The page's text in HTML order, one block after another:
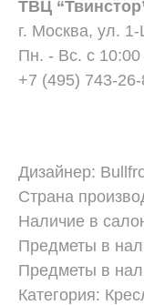
ТВЦ
г. Москва, ул.
Пн. - Вс. с
+7 (495) 743-26-
Дизайнер:
Страна
Наличие в
Предметы в
Предметы в
Категория: